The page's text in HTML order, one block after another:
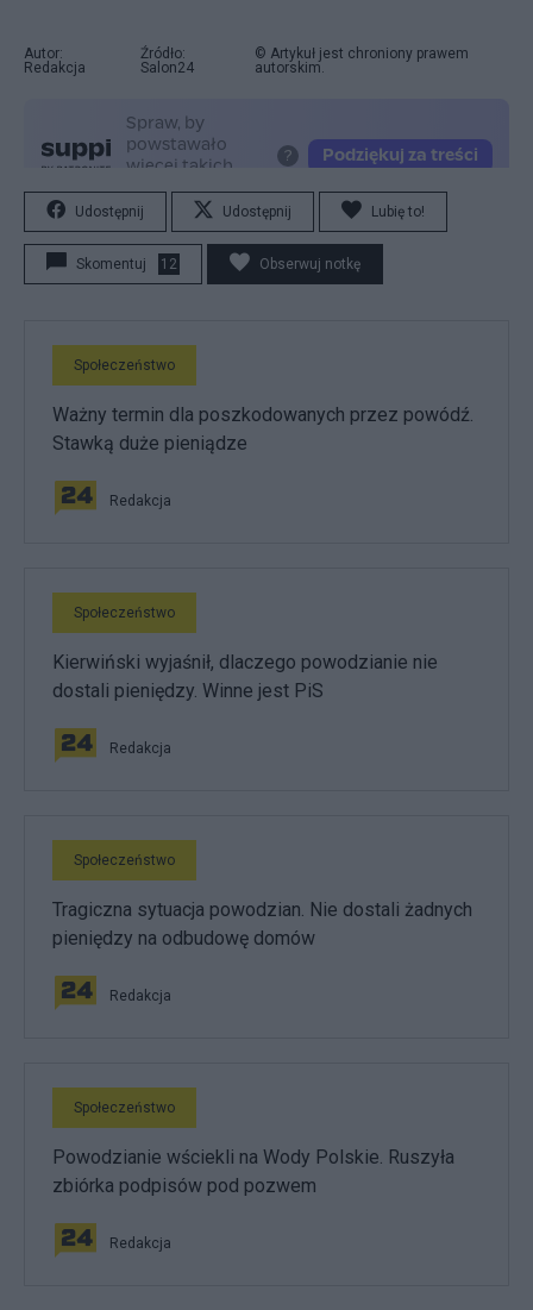
Autor:
Redakcja
Źródło:
Salon24
© Artykuł jest chroniony prawem
autorskim.
Udostępnij Udostępnij Lubię to!
Skomentuj 12 Obserwuj notkę
Społeczeństwo
Ważny termin dla poszkodowanych przez powódź.
Stawką duże pieniądze
Redakcja
Społeczeństwo
Kierwiński wyjaśnił, dlaczego powodzianie nie
dostali pieniędzy. Winne jest PiS
Redakcja
Społeczeństwo
Tragiczna sytuacja powodzian. Nie dostali żadnych
pieniędzy na odbudowę domów
Redakcja
Społeczeństwo
Powodzianie wściekli na Wody Polskie. Ruszyła
zbiórka podpisów pod pozwem
Redakcja